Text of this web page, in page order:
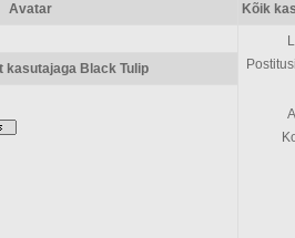
Avatar Kõik
kasutajaga Black Tulip